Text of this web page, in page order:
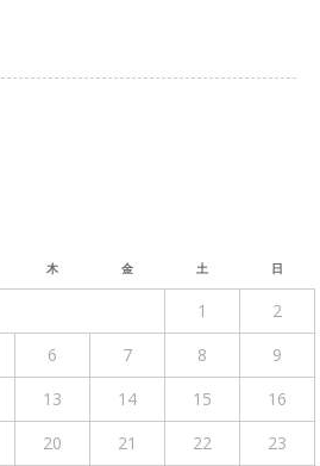
木 金 土 日
1
2
6 7 8
9
13 14 15
16
20 21 22
23